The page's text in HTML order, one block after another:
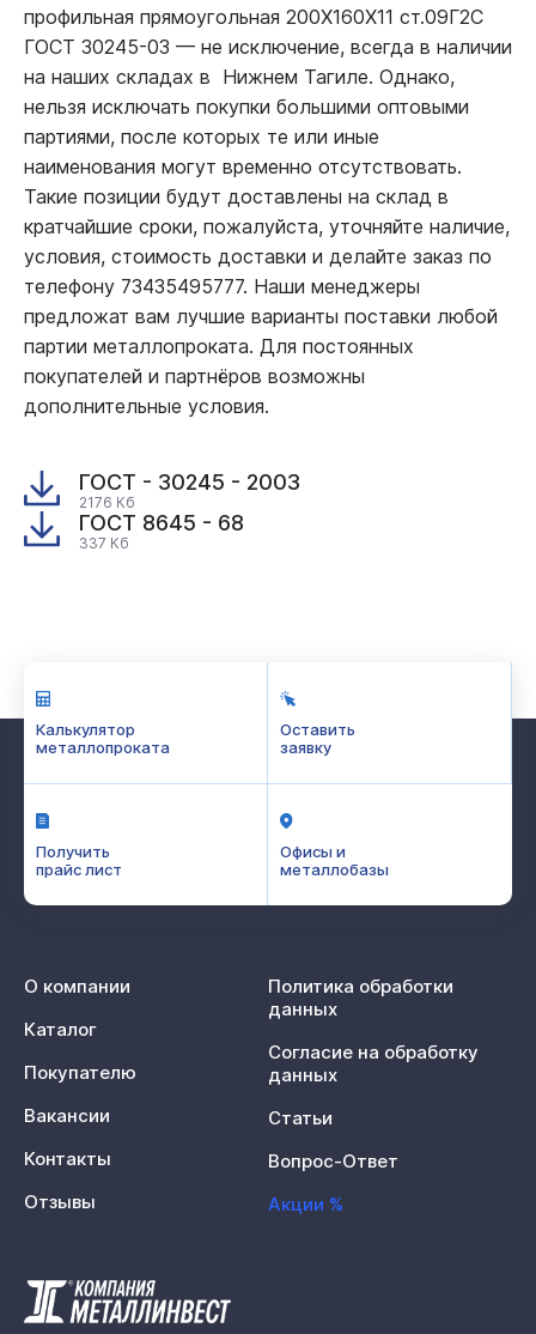
профильная прямоугольная 200Х160Х11 ст.09Г2С
ГОСТ 30245-03 — не исключение, всегда в наличии
на наших складах в Нижнем Тагиле. Однако,
нельзя исключать покупки большими оптовыми
партиями, после которых те или иные
наименования могут временно отсутствовать.
Такие позиции будут доставлены на склад в
кратчайшие сроки, пожалуйста, уточняйте наличие,
условия, стоимость доставки и делайте заказ по
телефону 73435495777. Наши менеджеры
предложат вам лучшие варианты поставки любой
партии металлопроката. Для постоянных
покупателей и партнёров возможны
дополнительные условия.
ГОСТ - 30245 - 2003
2176 Кб
ГОСТ 8645 - 68
337 Кб
Калькулятор
металлопроката
Оставить
заявку
Получить
прайс лист
Офисы и
металлобазы
О компании
Каталог
Покупателю
Вакансии
Контакты
Отзывы
Политика обработки
данных
Согласие на обработку
данных
Статьи
Вопрос-Ответ
Акции %